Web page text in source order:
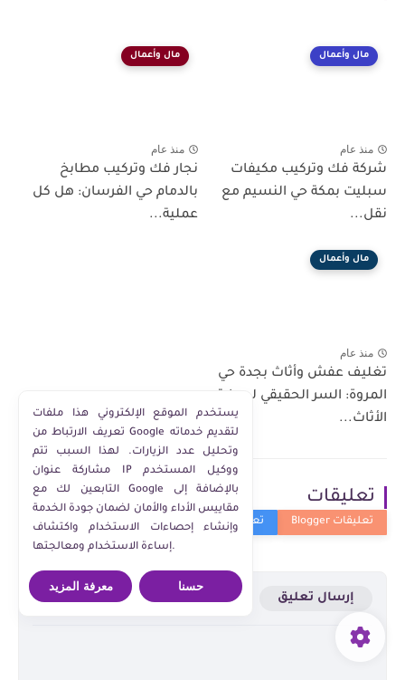
مال وأعمال
منذ عام
شركة فك وتركيب مكيفات
سبليت بمكة حي النسيم مع
نقل...
مال وأعمال
منذ عام
نجار فك وتركيب مطابخ
بالدمام حي الفرسان: هل كل
عملية...
مال وأعمال
منذ عام
تغليف عفش وأثاث بجدة حي
المروة: السر الحقيقي لحماية
الأثاث...
تعليقات
إرسال تعليق
يستخدم الموقع الإلكتروني هذا ملفات
تعريف الارتباط من Google لتقديم خدماته
وتحليل عدد الزيارات. لهذا السبب تتم
مشاركة عنوان IP ووكيل المستخدم
التابعين لك مع Google بالإضافة إلى
مقاييس الأداء والأمان لضمان جودة الخدمة
وإنشاء إحصاءات الاستخدام واكتشاف
إساءة الاستخدام ومعالجتها.
معرفة المزيد حسنا